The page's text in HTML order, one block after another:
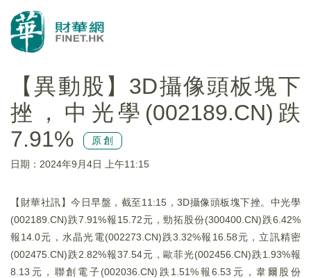
【異動股】3D攝像頭板塊下
挫，中光學(002189.CN)跌
7.91%
原創
日期：2024年9月4日 上午11:15
【財華社訊】今日早盤，截至11:15，3D攝像頭板塊下挫。中光學
(002189.CN)跌7.91%報15.72元，勁拓股份(300400.CN)跌6.42%
報14.0元，水晶光電(002273.CN)跌3.32%報16.58元，立訊精密
(002475.CN)跌2.82%報37.54元，歐菲光(002456.CN)跌1.93%報
8.13元，聯創電子(002036.CN)跌1.51%報6.53元，韋爾股份